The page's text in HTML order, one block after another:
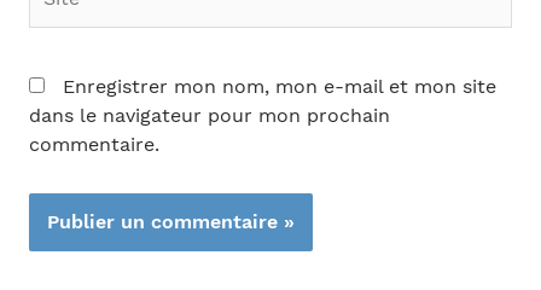
Enregistrer mon nom, mon e-mail et mon site
dans le navigateur pour mon prochain
commentaire.